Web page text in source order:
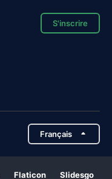
S'inscrire
Français
Flaticon Slidesgo